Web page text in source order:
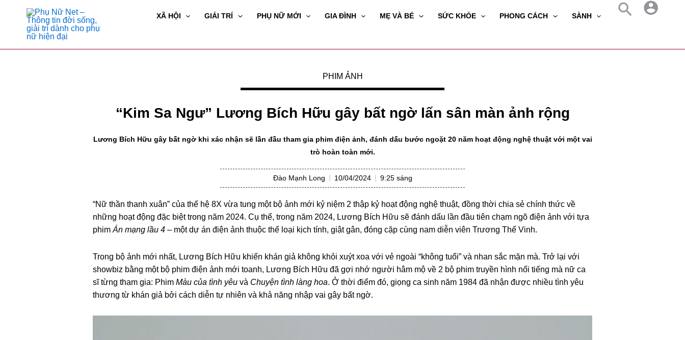
XÃ HỘI GIẢI TRÍ PHỤ NỮ MỚI GIA ĐÌNH MẸ VÀ BÉ SỨC KHỎE PHONG CÁCH SÀNH
PHIM ẢNH
“Kim Sa Ngư” Lương Bích Hữu gây bất ngờ lấn sân màn ảnh rộng
Lương Bích Hữu gây bất ngờ khi xác nhận sẽ lần đầu tham gia phim điện ảnh, đánh dấu bước ngoặt 20 năm hoạt động nghệ thuật với một vai
trò hoàn toàn mới.
Đào Mạnh Long 10/04/2024 9:25 sáng
“Nữ thần thanh xuân” của thế hệ 8X vừa tung một bộ ảnh mới kỷ niệm 2 thập kỷ hoạt động nghệ thuật, đồng thời chia sẻ chính thức về
những hoạt động đặc biệt trong năm 2024. Cụ thể, trong năm 2024, Lương Bích Hữu sẽ đánh dấu lần đầu tiên chạm ngõ điện ảnh với tựa
phim Án mạng lầu 4 – một dự án điện ảnh thuộc thể loại kịch tính, giật gân, đóng cặp cùng nam diễn viên Trương Thế Vinh.
Trong bộ ảnh mới nhất, Lương Bích Hữu khiến khán giả không khỏi xuýt xoa với vẻ ngoài “không tuổi” và nhan sắc mặn mà. Trở lại với
showbiz bằng một bộ phim điện ảnh mới toanh, Lương Bích Hữu đã gợi nhớ người hâm mộ về 2 bộ phim truyền hình nổi tiếng mà nữ ca
sĩ từng tham gia: Phim Màu của tình yêu và Chuyện tình làng hoa. Ở thời điểm đó, giọng ca sinh năm 1984 đã nhận được nhiều tình yêu
thương từ khán giả bởi cách diễn tự nhiên và khả năng nhập vai gây bất ngờ.